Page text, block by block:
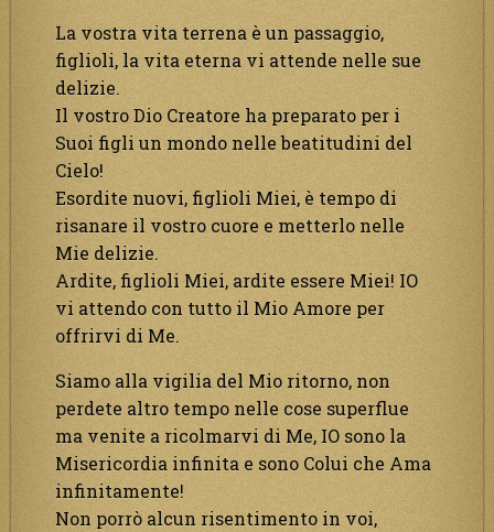
La vostra vita terrena è un passaggio,
figlioli, la vita eterna vi attende nelle sue
delizie.
Il vostro Dio Creatore ha preparato per i
Suoi figli un mondo nelle beatitudini del
Cielo!
Esordite nuovi, figlioli Miei, è tempo di
risanare il vostro cuore e metterlo nelle
Mie delizie.
Ardite, figlioli Miei, ardite essere Miei! IO
vi attendo con tutto il Mio Amore per
offrirvi di Me.
Siamo alla vigilia del Mio ritorno, non
perdete altro tempo nelle cose superflue
ma venite a ricolmarvi di Me, IO sono la
Misericordia infinita e sono Colui che Ama
infinitamente!
Non porrò alcun risentimento in voi,